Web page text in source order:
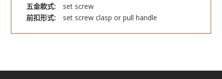
五金款式: set screw
前扣形式: set screw clasp or pull handle